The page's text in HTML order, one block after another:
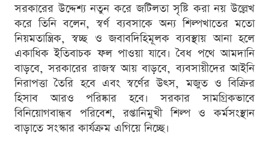
সরকারের উদ্দেশ্য নতুন করে জটিলতা সৃষ্টি করা নয় উল্লেখ
করে তিনি বলেন, স্বর্ণ ব্যবসাকে অন্য শিল্পখাতের মতো
নিয়মতান্ত্রিক, স্বচ্ছ ও জবাবদিহিমূলক ব্যবস্থায় আনা হলে
একাধিক ইতিবাচক ফল পাওয়া যাবে। বৈধ পথে আমদানি
বাড়বে, সরকারের রাজস্ব আয় বাড়বে, ব্যবসায়ীদের আইনি
নিরাপত্তা তৈরি হবে এবং স্বর্ণের উৎস, মজুত ও বিক্রির
হিসাব আরও পরিষ্কার হবে। সরকার সামগ্রিকভাবে
বিনিয়োগবান্ধব পরিবেশ, রপ্তানিমুখী শিল্প ও কর্মসংস্থান
বাড়াতে সংস্কার কার্যক্রম এগিয়ে নিচ্ছে।